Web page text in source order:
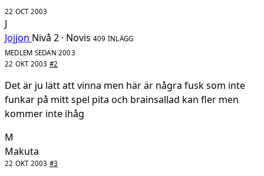
22 OCT 2003
J
Jojjon Nivå 2 · Novis 409 INLÄGG
MEDLEM SEDAN 2003
22 OKT 2003 #2
Det är ju lätt att vinna men här är några fusk som inte
funkar på mitt spel pita och brainsallad kan fler men
kommer inte ihåg
M
Makuta
22 OKT 2003 #3